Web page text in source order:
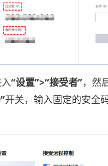
“设置”>“接受者”，然
开关，输入固定的安全